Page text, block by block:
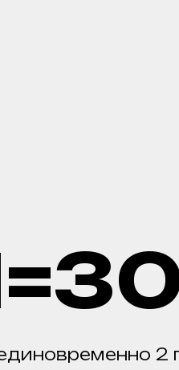
2